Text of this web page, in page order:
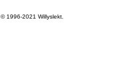
© 1996-2021 Willyslekt.